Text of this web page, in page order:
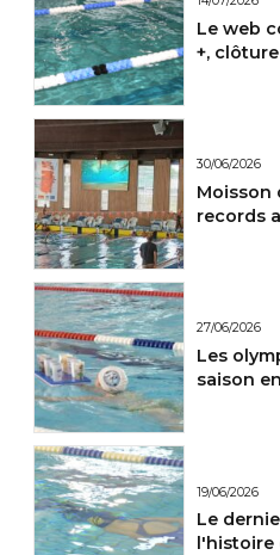
Le web
+,
30/06/2026
Moisson
records
27/06/2026
Les
saison
19/06/2026
Le
l'histoire